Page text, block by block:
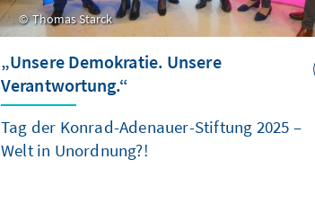
Thomas Starck
„Unsere Demokratie. Unsere
Verantwortung.“
Tag der Konrad-Adenauer-Stiftung 2025 –
Welt in Unordnung?!